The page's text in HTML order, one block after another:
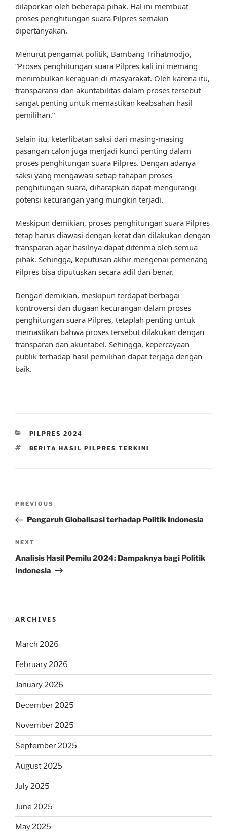
dilaporkan oleh beberapa pihak. Hal ini membuat
proses penghitungan suara Pilpres semakin
dipertanyakan.
Menurut pengamat politik, Bambang Trihatmodjo,
“Proses penghitungan suara Pilpres kali ini memang
menimbulkan keraguan di masyarakat. Oleh karena itu,
transparansi dan akuntabilitas dalam proses tersebut
sangat penting untuk memastikan keabsahan hasil
pemilihan.”
Selain itu, keterlibatan saksi dari masing-masing
pasangan calon juga menjadi kunci penting dalam
proses penghitungan suara Pilpres. Dengan adanya
saksi yang mengawasi setiap tahapan proses
penghitungan suara, diharapkan dapat mengurangi
potensi kecurangan yang mungkin terjadi.
Meskipun demikian, proses penghitungan suara Pilpres
tetap harus diawasi dengan ketat dan dilakukan dengan
transparan agar hasilnya dapat diterima oleh semua
pihak. Sehingga, keputusan akhir mengenai pemenang
Pilpres bisa diputuskan secara adil dan benar.
Dengan demikian, meskipun terdapat berbagai
kontroversi dan dugaan kecurangan dalam proses
penghitungan suara Pilpres, tetaplah penting untuk
memastikan bahwa proses tersebut dilakukan dengan
transparan dan akuntabel. Sehingga, kepercayaan
publik terhadap hasil pemilihan dapat terjaga dengan
baik.
CATEGORIES
PILPRES 2024
TAGS
BERITA HASIL PILPRES TERKINI
Previous
Post
PREVIOUS
Pengaruh Globalisasi terhadap Politik Indonesia
Next
Post
NEXT
Analisis Hasil Pemilu 2024: Dampaknya bagi Politik
Indonesia
ARCHIVES
March 2026
February 2026
January 2026
December 2025
November 2025
September 2025
August 2025
July 2025
June 2025
May 2025